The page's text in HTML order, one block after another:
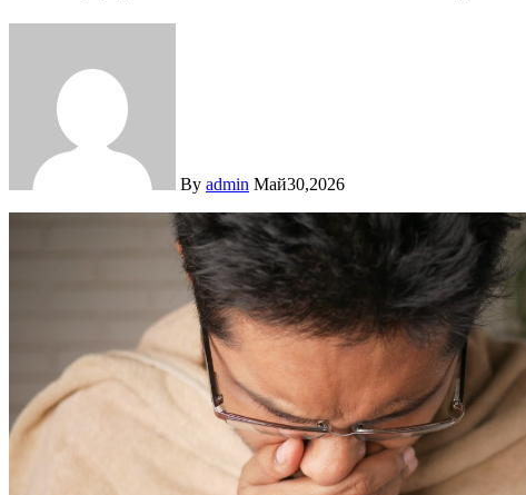
By admin Май30,2026